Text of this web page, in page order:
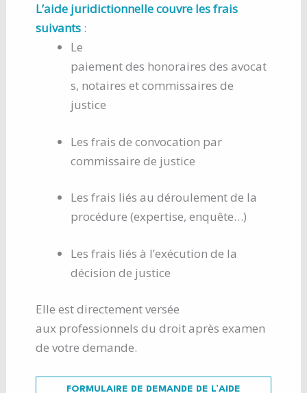
L’aide juridictionnelle couvre les frais
suivants:
Le
paiement des honoraires des avocat
s, notaires et commissaires de
justice
Les frais de convocation par
commissaire de justice
Les frais liés au déroulement de la
procédure (expertise, enquête…)
Les frais liés à l’exécution de la
décision de justice
Elle est directement versée
aux professionnels du droit après examen
de votre demande.
FORMULAIRE DE DEMANDE DE L’AIDE